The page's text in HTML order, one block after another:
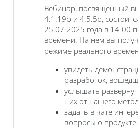
Вебинар, посвященный
4.1.19b и 4.5.5b,
25.07.2025 года в 14-00
времени. На нем вы
режиме реального
увидеть
разработок,
услышать
них от нашего
задать в чате
вопросы о продукте.